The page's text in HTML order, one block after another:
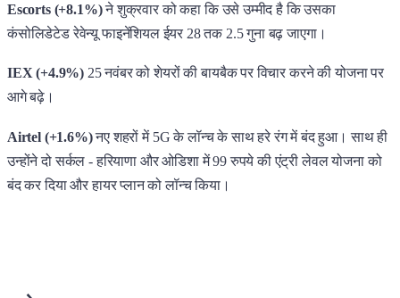
Escorts (+8.1%)ने शुक्रवार को कहा कि उसे उम्मीद है कि उसका
कंसोलिडेटेड रेवेन्यू फाइनेंशियल ईयर 28 तक 2.5 गुना बढ़ जाएगा।
IEX (+4.9%) 25 नवंबर को शेयरों की बायबैक पर विचार करने की योजना पर
आगे बढ़े।
Airtel (+1.6%)नए शहरों में 5G के लॉन्च के साथ हरे रंग में बंद हुआ। साथ ही
उन्होंने दो सर्कल - हरियाणा और ओडिशा में 99 रुपये की एंट्री लेवल योजना को
बंद कर दिया और हायर प्लान को लॉन्च किया।